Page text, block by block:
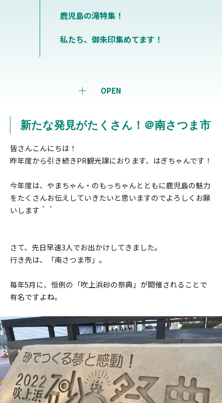
OPEN
鹿児島の滝特集！
私たち、御朱印集めてます！
新たな発見がたくさん！＠南さつま市
皆さんこんにちは！
昨年度から引き続きPR観光課におります、はぎちゃんです！
今年度は、やまちゃん・のもっちゃんとともに鹿児島の魅力
をたくさんお伝えしていきたいと思いますのでよろしくお願
いします＾＾
さて、先日早速3人でお出かけしてきました。
行き先は、「南さつま市」。
毎年5月に、恒例の「吹上浜砂の祭典」が開催されることで
有名ですよね。